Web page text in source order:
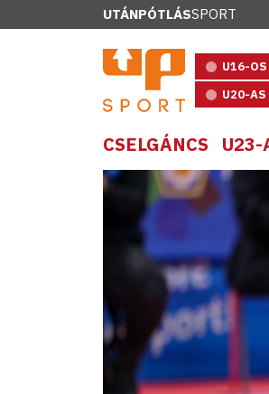
UTÁNPÓTLÁSSPORT
U16-
U20-AS
CSELGÁNCS U23-